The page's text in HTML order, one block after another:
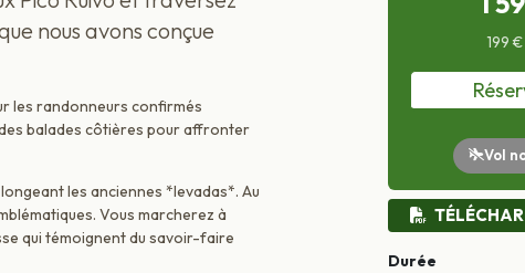
nous avons conçue
les randonneurs confirmés
balades côtières pour affronter
les anciennes *levadas*. Au
Vous marcherez à
qui témoignent du savoir-faire
199
Vol
Durée